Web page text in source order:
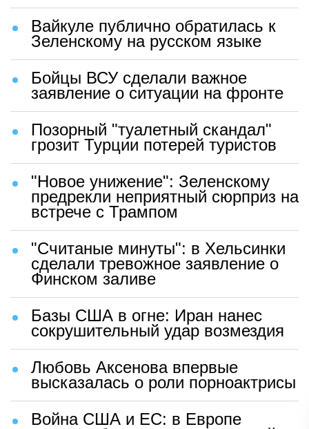
Вайкуле публично обратилась к
Зеленскому на русском языке
Бойцы ВСУ сделали важное
заявление о ситуации на фронте
Позорный "туалетный скандал"
грозит Турции потерей туристов
"Новое унижение": Зеленскому
предрекли неприятный сюрприз на
встрече с Трампом
"Считаные минуты": в Хельсинки
сделали тревожное заявление о
Финском заливе
Базы США в огне: Иран нанес
сокрушительный удар возмездия
Любовь Аксенова впервые
высказалась о роли порноактрисы
Война США и ЕС: в Европе